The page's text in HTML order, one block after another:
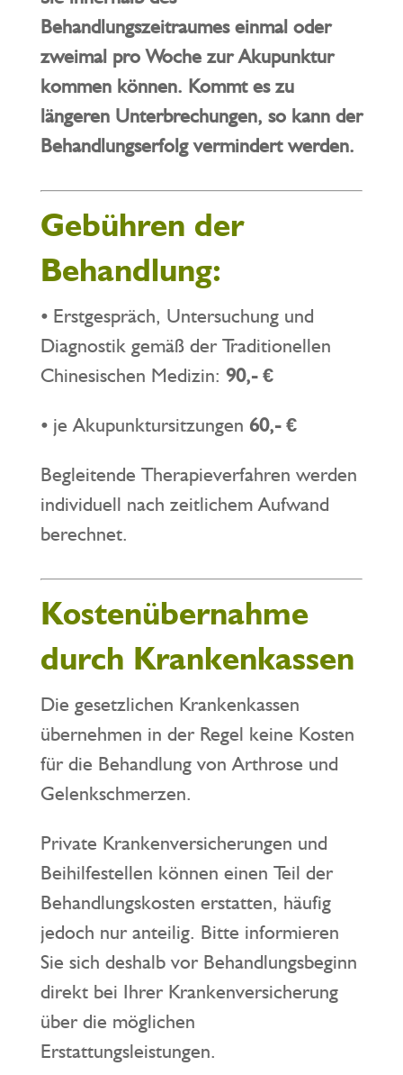
Behandlungszeitraumes einmal oder
zweimal pro Woche zur Akupunktur
kommen können. Kommt es zu
längeren Unterbrechungen, so kann der
Behandlungserfolg vermindert werden.
Gebühren der
Behandlung:
⦁ Erstgespräch, Untersuchung und
Diagnostik gemäß der Traditionellen
Chinesischen Medizin: 90,- €
⦁ je Akupunktursitzungen 60,- €
Begleitende Therapieverfahren werden
individuell nach zeitlichem Aufwand
berechnet.
Kostenübernahme
durch Krankenkassen
Die gesetzlichen Krankenkassen
übernehmen in der Regel keine Kosten
für die Behandlung von Arthrose und
Gelenkschmerzen.
Private Krankenversicherungen und
Beihilfestellen können einen Teil der
Behandlungskosten erstatten, häufig
jedoch nur anteilig. Bitte informieren
Sie sich deshalb vor Behandlungsbeginn
direkt bei Ihrer Krankenversicherung
über die möglichen
Erstattungsleistungen.